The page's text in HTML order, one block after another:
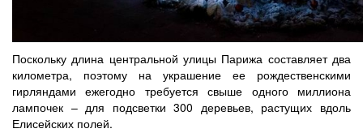
Поскольку длина центральной улицы Парижа составляет два
километра, поэтому на украшение ее рождественскими
гирляндами ежегодно требуется свыше одного миллиона
лампочек – для подсветки 300 деревьев, растущих вдоль
Елисейских полей.